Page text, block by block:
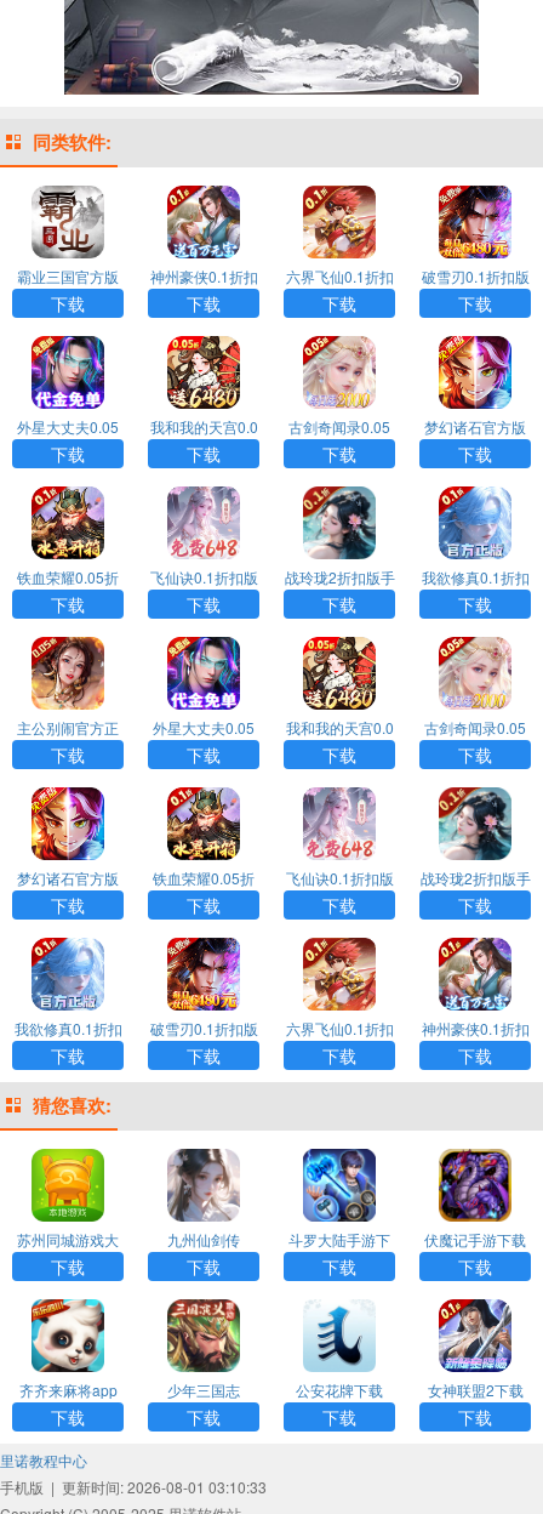
同类软件:
霸业三国官方版
手游
下载
神州豪侠0.1折扣
版手游下载
下载
六界飞仙0.1折扣
版手游下载
下载
破雪刃0.1折扣版
手游下载
下载
外星大丈夫0.05
折扣版手游下载
下载
我和我的天宫0.0
5折扣版手游下载
下载
古剑奇闻录0.05
折扣版手游下载
下载
梦幻诸石官方版
游戏下载
下载
铁血荣耀0.05折
扣版手游下载
下载
飞仙诀0.1折扣版
手游下载
下载
战玲珑2折扣版手
游下载
下载
我欲修真0.1折扣
版手游下载
下载
主公别闹官方正
版手游下载
下载
外星大丈夫0.05
折扣版手游下载
下载
我和我的天宫0.0
5折扣版手游下载
下载
古剑奇闻录0.05
折扣版手游下载
下载
梦幻诸石官方版
游戏下载
下载
铁血荣耀0.05折
扣版手游下载
下载
飞仙诀0.1折扣版
手游下载
下载
战玲珑2折扣版手
游下载
下载
我欲修真0.1折扣
版手游下载
下载
破雪刃0.1折扣版
手游下载
下载
六界飞仙0.1折扣
版手游下载
下载
神州豪侠0.1折扣
版手游下载
下载
猜您喜欢:
苏州同城游戏大
厅APP
下载
九州仙剑传
下载
斗罗大陆手游下
载
下载
伏魔记手游下载
下载
齐齐来麻将app
下载
少年三国志
下载
公安花牌下载
下载
女神联盟2下载
下载
里诺教程中心
手机版 | 更新时间: 2026-08-01 03:10:33